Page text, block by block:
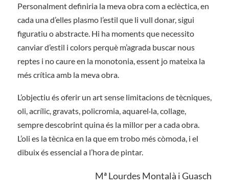
Personalment definiria la meva obra com a eclèctica, en
cada una d’elles plasmo l’estil que li vull donar, sigui
figuratiu o abstracte. Hi ha moments que necessito
canviar d’estil i colors perquè m’agrada buscar nous
reptes i no caure en la monotonia, essent jo mateixa la
més crítica amb la meva obra.
L’objectiu és oferir un art sense limitacions de tècniques,
oli, acrílic, gravats, policromia, aquarel·la, collage,
sempre descobrint quina és la millor per a cada obra.
L’oli es la tècnica en la que em trobo més còmoda, i el
dibuix és essencial a l’hora de pintar.
Mª Lourdes Montalà i Guasch